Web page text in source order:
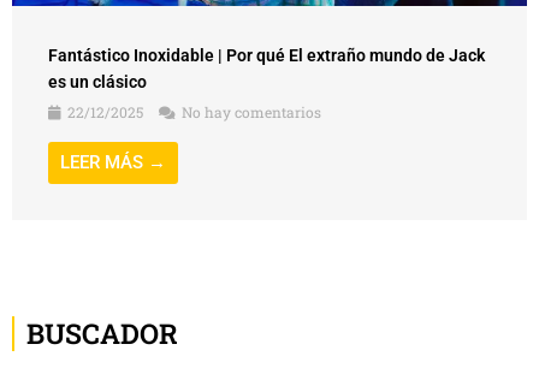
Fantástico Inoxidable | Por qué El extraño mundo de Jack
es un clásico
22/12/2025
No hay comentarios
LEER MÁS →
BUSCADOR